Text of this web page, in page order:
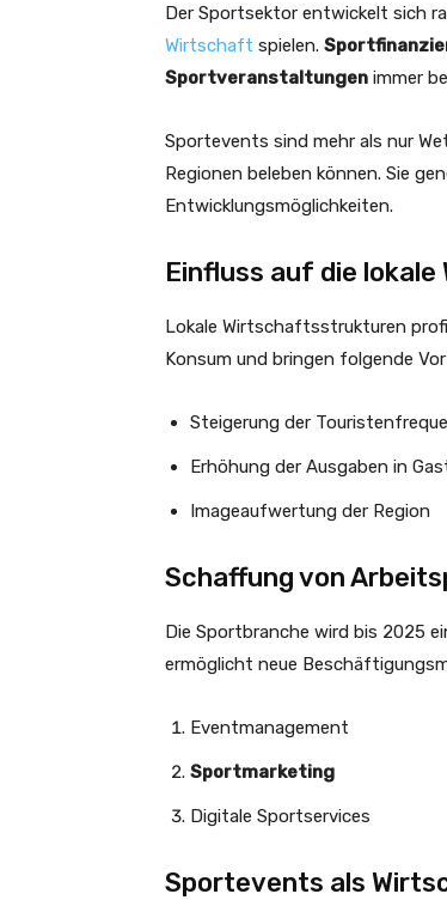
Der Sportsektor entwickelt sich
Wirtschaft spielen.
Sportveranstaltungen immer
Sportevents sind mehr als nur
Regionen beleben können. Sie
Entwicklungsmöglichkeiten.
Einfluss auf die
Lokale Wirtschaftsstrukturen
Konsum und bringen folgende
Steigerung der
Erhöhung der Ausgaben in
Imageaufwertung der Region
Schaffung von
Die Sportbranche wird bis 2025
ermöglicht neue
Eventmanagement
Sportmarketing
Digitale Sportservices
Sportevents als